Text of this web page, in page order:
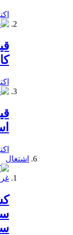
اکتبر
اکتبر
اکتبر
اشتغال